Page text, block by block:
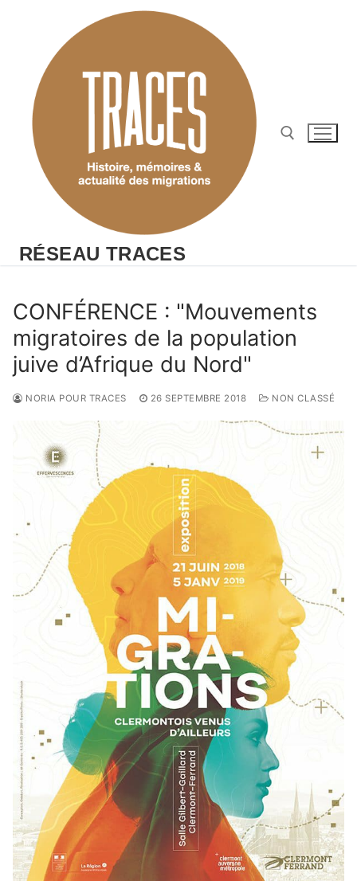
RÉSEAU TRACES
CONFÉRENCE : "Mouvements
migratoires de la population
juive d’Afrique du Nord"
NORIA POUR TRACES 26 SEPTEMBRE 2018 NON CLASSÉ